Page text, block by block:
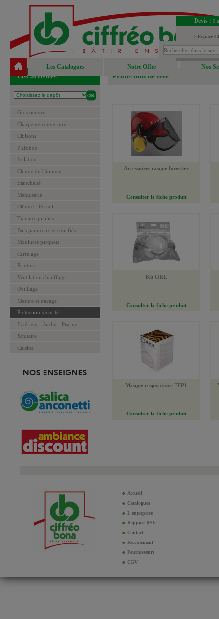
Devis : 0
> Espace
> Espace
Les Catalogues Notre Offre Nos
Les activités
Gros oeuvre
Charpente couverture
Cloisons
Plafonds
Isolation
Chimie du bâtiment
Etanchéité
Menuiserie
Clôture - Portail
Travaux publics
Bois panneaux et stratifiés
Moulures parquets
Carrelage
Peinture
Ventilation chauffage
Outillage
Mesure et traçage
Protection sécurité
Extérieur - Jardin - Piscine
Sanitaire
Cuisine
Protection de tête
Accessoires casque forestier
Consulter la fiche produit
Kit ORL
Consulter la fiche produit
Masque respiratoire FFP1
Consulter la fiche produit
Accueil
Catalogues
L'entreprise
Rapport RSE
Contact
Recrutement
Fournisseurs
CGV